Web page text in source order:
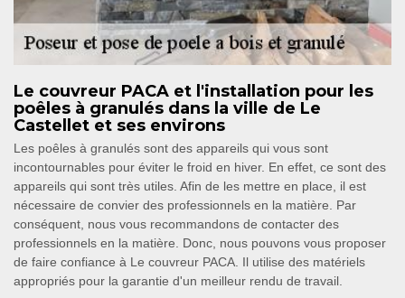
Le couvreur PACA et l'installation pour les
poêles à granulés dans la ville de Le
Castellet et ses environs
Les poêles à granulés sont des appareils qui vous sont
incontournables pour éviter le froid en hiver. En effet, ce sont des
appareils qui sont très utiles. Afin de les mettre en place, il est
nécessaire de convier des professionnels en la matière. Par
conséquent, nous vous recommandons de contacter des
professionnels en la matière. Donc, nous pouvons vous proposer
de faire confiance à Le couvreur PACA. Il utilise des matériels
appropriés pour la garantie d'un meilleur rendu de travail.